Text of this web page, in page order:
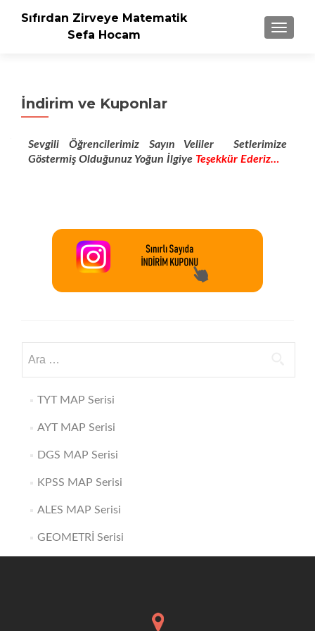
Sıfırdan Zirveye Matematik
Sefa Hocam
İndirim ve Kuponlar
Sevgili Öğrencilerimiz Sayın Veliler Setlerimize
Göstermiş Olduğunuz Yoğun İlgiye Teşekkür Ederiz…
TYT MAP Serisi
AYT MAP Serisi
DGS MAP Serisi
KPSS MAP Serisi
ALES MAP Serisi
GEOMETRİ Serisi